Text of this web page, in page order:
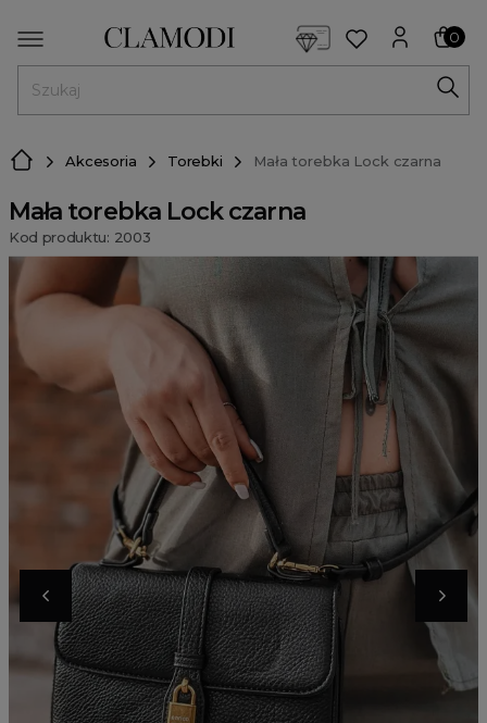
0
Akcesoria Torebki Mała torebka Lock czarna
Mała torebka Lock czarna
Kod produktu: 2003